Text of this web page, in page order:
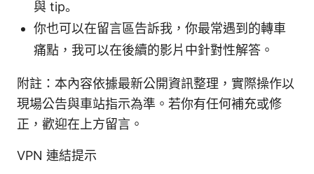
與 tip。
你也可以在留言區告訴我，你最常遇到的轉車
痛點，我可以在後續的影片中針對性解答。
附註：本內容依據最新公開資訊整理，實際操作以
現場公告與車站指示為準。若你有任何補充或修
正，歡迎在上方留言。
VPN 連結提示